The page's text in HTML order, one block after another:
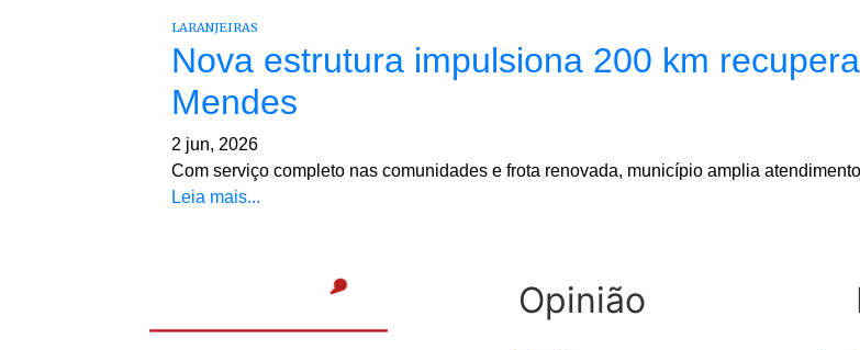
LARANJEIRAS
Nova estrutura impulsiona 200 km
Mendes
2 jun, 2026
Com serviço completo nas comunidades e frota renovada, município amplia
Leia mais...
Opinião